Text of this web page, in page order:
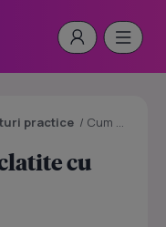
practice / Cum sa faci tort din clatite cu lamaie
cu